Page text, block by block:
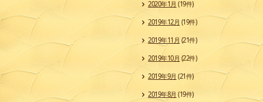
2020年1月 (19件)
2019年12月 (19件)
2019年11月 (21件)
2019年10月 (22件)
2019年9月 (21件)
2019年8月 (19件)